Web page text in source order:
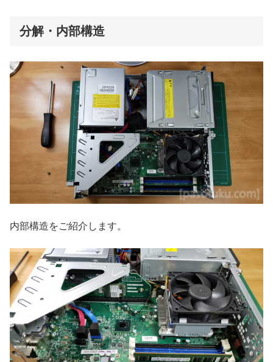
分解・内部構造
内部構造をご紹介します。